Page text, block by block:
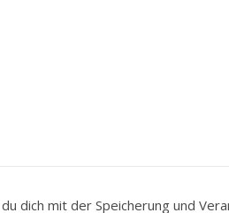
dich mit der Speicherung und